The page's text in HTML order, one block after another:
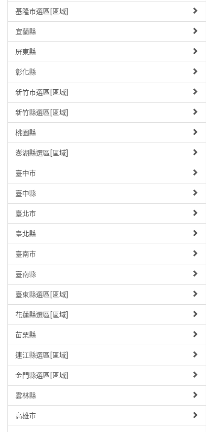
基隆市選區[區域]
宜蘭縣
屏東縣
彰化縣
新竹市選區[區域]
新竹縣選區[區域]
桃園縣
澎湖縣選區[區域]
臺中市
臺中縣
臺北市
臺北縣
臺南市
臺南縣
臺東縣選區[區域]
花蓮縣選區[區域]
苗栗縣
連江縣選區[區域]
金門縣選區[區域]
雲林縣
高雄市